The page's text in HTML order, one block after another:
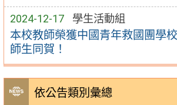
2024-12-17 學生活動組
本校教師榮獲中國青年救國團學
師生同賀！
依公告類別彙總